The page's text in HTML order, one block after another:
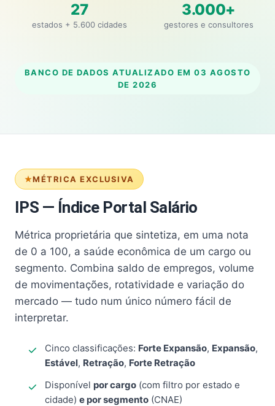
27
estados + 5.600 cidades
3.000+
gestores e consultores
BANCO DE DADOS ATUALIZADO EM 03 AGOSTO
DE 2026
MÉTRICA EXCLUSIVA
IPS — Índice Portal Salário
Métrica proprietária que sintetiza, em uma nota
de 0 a 100, a saúde econômica de um cargo ou
segmento. Combina saldo de empregos, volume
de movimentações, rotatividade e variação do
mercado — tudo num único número fácil de
interpretar.
Cinco classificações: Forte Expansão, Expansão,
Estável, Retração, Forte Retração
Disponível por cargo (com filtro por estado e
cidade) e por segmento (CNAE)